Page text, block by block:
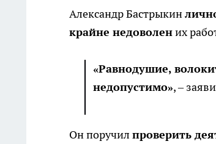
Александр Бастрыкин
крайне недоволених
«Равнодушие,
недопустимо», –
Он поручил проверить